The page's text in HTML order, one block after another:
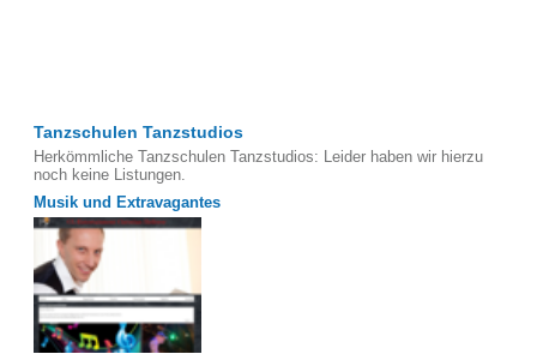
Tanzschulen Tanzstudios
Herkömmliche Tanzschulen Tanzstudios: Leider haben wir hierzu
noch keine Listungen.
Musik und Extravagantes